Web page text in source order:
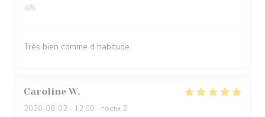
4/5
Très bien comme d habitude
Caroline W
2026-08-02 - 12:00 - гости 2